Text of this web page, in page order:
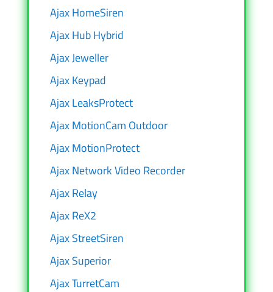
Ajax HomeSiren
Ajax Hub Hybrid
Ajax Jeweller
Ajax Keypad
Ajax LeaksProtect
Ajax MotionCam Outdoor
Ajax MotionProtect
Ajax Network Video Recorder
Ajax Relay
Ajax ReX2
Ajax StreetSiren
Ajax Superior
Ajax TurretCam